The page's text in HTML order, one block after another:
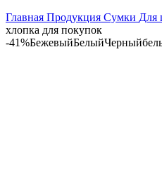
Главная Продукция Сумки Для
хлопка для покупок
-41%БежевыйБелыйЧерный